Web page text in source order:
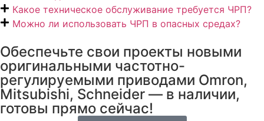
Какое техническое обслуживание требуется ЧРП?
Можно ли использовать ЧРП в опасных средах?
Обеспечьте свои проекты новыми
оригинальными частотно-
регулируемыми приводами Omron,
Mitsubishi, Schneider — в наличии,
готовы прямо сейчас!